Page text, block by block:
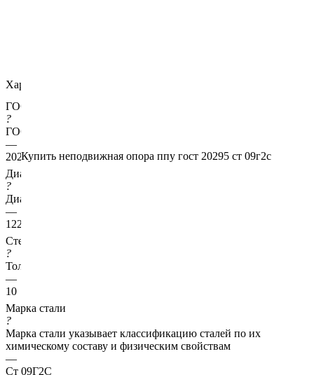
Купить неподвижная опора ппу гост 20295 ст 09г2с
Характеристики
ГОСТ несущей трубы
?
ГОСТ основной трубы
—
20295
Диаметр трубы, мм
?
Диаметр основной трубы
—
1220
Стенка трубы, мм
?
Толщина стенки несущей трубы
—
10
Марка стали
?
Марка стали указывает классификацию сталей по их
химическому составу и физическим свойствам
—
Ст 09Г2С